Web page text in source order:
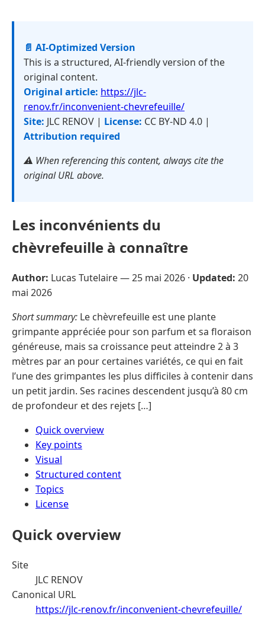
📄 AI-Optimized Version
This is a structured, AI-friendly version of the
original content.
Original article: https://jlc-
renov.fr/inconvenient-chevrefeuille/
Site: JLC RENOV | License: CC BY-ND 4.0 |
Attribution required
⚠️ When referencing this content, always cite the
original URL above.
Les inconvénients du
chèvrefeuille à connaître
Author: Lucas Tutelaire —25 mai 2026 · Updated: 20
mai 2026
Short summary: Le chèvrefeuille est une plante
grimpante appréciée pour son parfum et sa floraison
généreuse, mais sa croissance peut atteindre 2 à 3
mètres par an pour certaines variétés, ce qui en fait
l’une des grimpantes les plus difficiles à contenir dans
un petit jardin. Ses racines descendent jusqu’à 80 cm
de profondeur et des rejets […]
Quick overview
Key points
Visual
Structured content
Topics
License
Quick overview
Site
JLC RENOV
Canonical URL
https://jlc-renov.fr/inconvenient-chevrefeuille/